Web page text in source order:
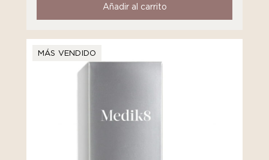
Añadir al carrito
MÁS VENDIDO